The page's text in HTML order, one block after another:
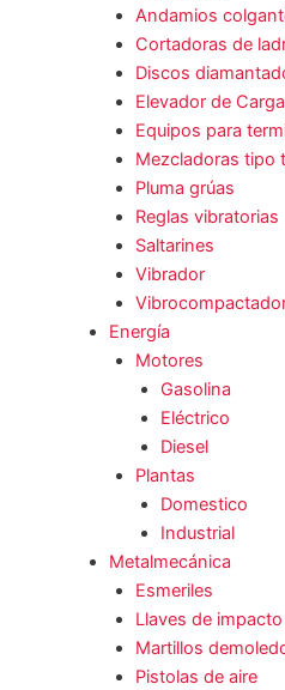
Andamios
Cortadoras de
Discos
Elevador de Carga
Equipos para
Mezcladoras tipo
Pluma grúas
Reglas vibratorias
Saltarines
Vibrador
Energía
Motores
Gasolina
Eléctrico
Diesel
Plantas
Domestico
Industrial
Metalmecánica
Esmeriles
Llaves de impacto
Martillos
Pistolas de aire